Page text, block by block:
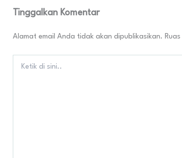
Tinggalkan Komentar
Alamat email Anda tidak akan dipublikasikan.